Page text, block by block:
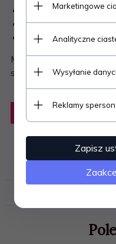
Zadania z treścią (cz.
Obliczenia
Zadania logiczne (cz.
Mały format zeszytów
stronę można zrobić
DANE TECHNICZNE
Marketingowe
Analityczne
Wysyłanie
Reklamy
Zapisz